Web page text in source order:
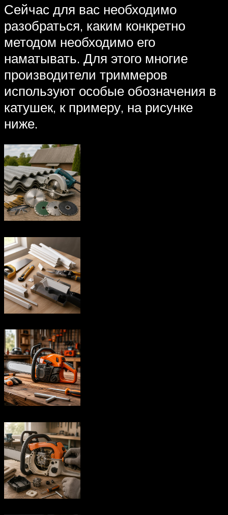
Сейчас для вас необходимо
разобраться, каким конкретно
методом необходимо его
наматывать. Для этого многие
производители триммеров
используют особые обозначения в
катушек, к примеру, на рисунке
ниже.